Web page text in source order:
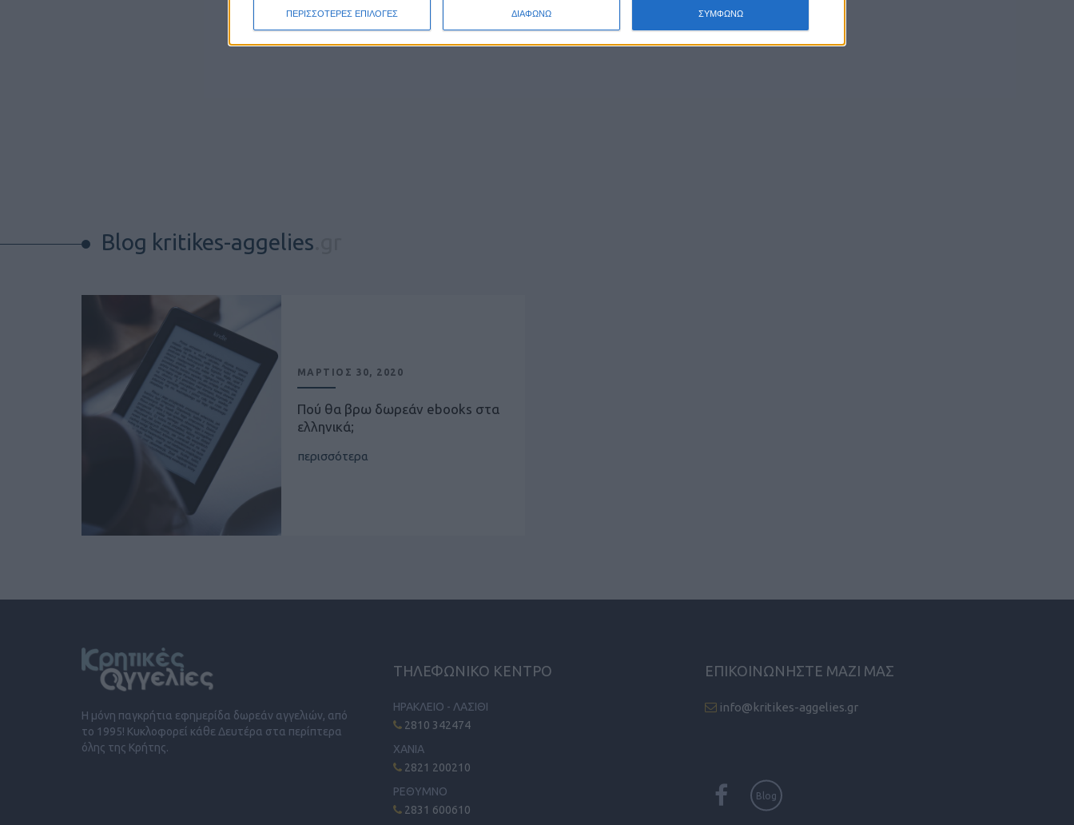
ΠΕΡΙΣΣΟΤΕΡΕΣ ΕΠΙΛΟΓΕΣ ΔΙΑΦΩΝΩ ΣΥΜΦΩΝΩ
Blog kritikes-aggelies
ΜΑΡΤΙΟΣ 30, 2020
Πού θα βρω δωρεάν ebooks στα
ελληνικά;
περισσότερα
Η μόνη παγκρήτια εφημερίδα δωρεάν αγγελιών, από
το 1995! Κυκλοφορεί κάθε Δευτέρα στα περίπτερα
όλης της Κρήτης.
ΤΗΛΕΦΩΝΙΚΟ ΚΕΝΤΡΟ
ΗΡΑΚΛΕΙΟ - ΛΑΣΙΘΙ
2810 342474
ΧΑΝΙΑ
2821 200210
ΡΕΘΥΜΝΟ
2831 600610
ΕΠΙΚΟΙΝΩΝΗΣΤΕ ΜΑΖΙ ΜΑΣ
info@kritikes-aggelies.gr
Blog